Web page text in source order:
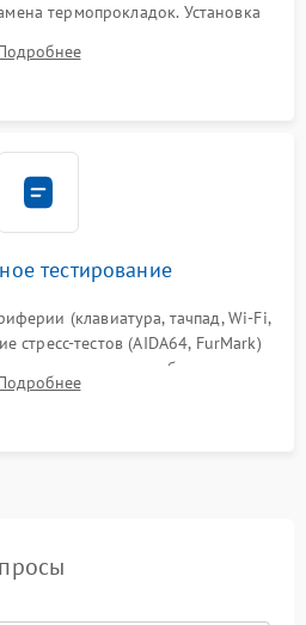
термопрокладок. Установка
и накопителей. Предварительная
тестирование
(клавиатура, тачпад, Wi-Fi,
стресс-тестов (AIDA64, FurMark)
режима и стабильности
пиковой нагрузкой.